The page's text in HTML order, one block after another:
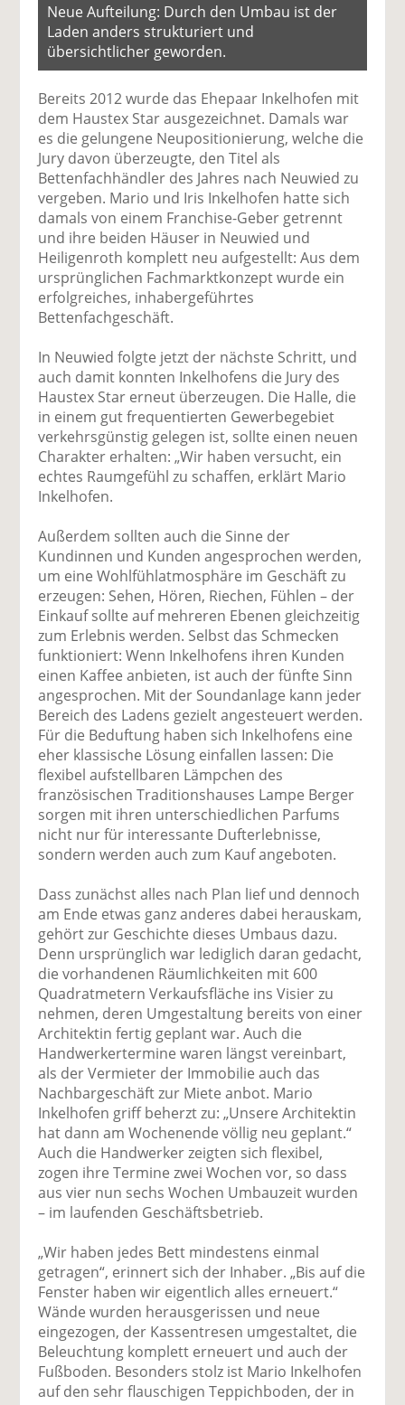
Neue Aufteilung: Durch den Umbau ist der
Laden anders strukturiert und
übersichtlicher geworden.
Bereits 2012 wurde das Ehepaar Inkelhofen mit
dem Haustex Star ausgezeichnet. Damals war
es die gelungene Neupositionierung, welche die
Jury davon überzeugte, den Titel als
Bettenfachhändler des Jahres nach Neuwied zu
vergeben. Mario und Iris Inkelhofen hatte sich
damals von einem Franchise-Geber getrennt
und ihre beiden Häuser in Neuwied und
Heiligenroth komplett neu aufgestellt: Aus dem
ursprünglichen Fachmarktkonzept wurde ein
erfolgreiches, inhabergeführtes
Bettenfachgeschäft.
In Neuwied folgte jetzt der nächste Schritt, und
auch damit konnten Inkelhofens die Jury des
Haustex Star erneut überzeugen. Die Halle, die
in einem gut frequentierten Gewerbegebiet
verkehrsgünstig gelegen ist, sollte einen neuen
Charakter erhalten: „Wir haben versucht, ein
echtes Raumgefühl zu schaffen, erklärt Mario
Inkelhofen.
Außerdem sollten auch die Sinne der
Kundinnen und Kunden angesprochen werden,
um eine Wohlfühlatmosphäre im Geschäft zu
erzeugen: Sehen, Hören, Riechen, Fühlen – der
Einkauf sollte auf mehreren Ebenen gleichzeitig
zum Erlebnis werden. Selbst das Schmecken
funktioniert: Wenn Inkelhofens ihren Kunden
einen Kaffee anbieten, ist auch der fünfte Sinn
angesprochen. Mit der Soundanlage kann jeder
Bereich des Ladens gezielt angesteuert werden.
Für die Beduftung haben sich Inkelhofens eine
eher klassische Lösung einfallen lassen: Die
flexibel aufstellbaren Lämpchen des
französischen Traditionshauses Lampe Berger
sorgen mit ihren unterschiedlichen Parfums
nicht nur für interessante Dufterlebnisse,
sondern werden auch zum Kauf angeboten.
Dass zunächst alles nach Plan lief und dennoch
am Ende etwas ganz anderes dabei herauskam,
gehört zur Geschichte dieses Umbaus dazu.
Denn ursprünglich war lediglich daran gedacht,
die vorhandenen Räumlichkeiten mit 600
Quadratmetern Verkaufsfläche ins Visier zu
nehmen, deren Umgestaltung bereits von einer
Architektin fertig geplant war. Auch die
Handwerkertermine waren längst vereinbart,
als der Vermieter der Immobilie auch das
Nachbargeschäft zur Miete anbot. Mario
Inkelhofen griff beherzt zu: „Unsere Architektin
hat dann am Wochenende völlig neu geplant.“
Auch die Handwerker zeigten sich flexibel,
zogen ihre Termine zwei Wochen vor, so dass
aus vier nun sechs Wochen Umbauzeit wurden
– im laufenden Geschäftsbetrieb.
„Wir haben jedes Bett mindestens einmal
getragen“, erinnert sich der Inhaber. „Bis auf die
Fenster haben wir eigentlich alles erneuert.“
Wände wurden herausgerissen und neue
eingezogen, der Kassentresen umgestaltet, die
Beleuchtung komplett erneuert und auch der
Fußboden. Besonders stolz ist Mario Inkelhofen
auf den sehr flauschigen Teppichboden, der in